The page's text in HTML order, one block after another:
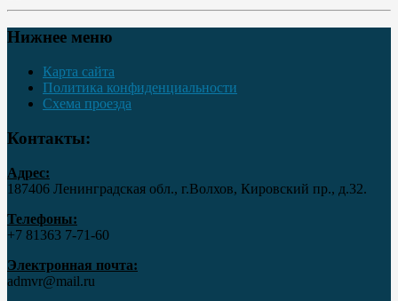
Нижнее меню
Карта сайта
Политика конфиденциальности
Схема проезда
Контакты:
Адрес:
187406 Ленинградская обл., г.Волхов, Кировский пр., д.32.
Телефоны:
+7 81363 7‑71-60
Электронная почта:
admvr@mail.ru